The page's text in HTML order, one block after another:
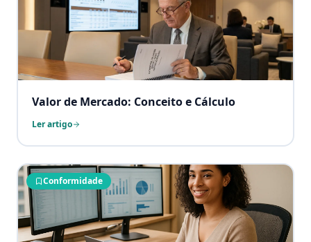
Valor de Mercado: Conceito e Cálculo
Ler artigo
Conformidade